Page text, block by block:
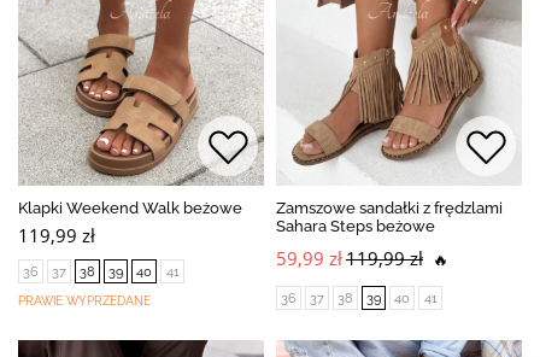
Klapki Weekend Walk beżowe
119,99 zł
36 37 38 39 40 41
PRAWIE WYPRZEDANE
Zamszowe sandałki z frędzlami
Sahara Steps beżowe
59,99 zł119,99 zł 🔥
36 37 38 39 40 41